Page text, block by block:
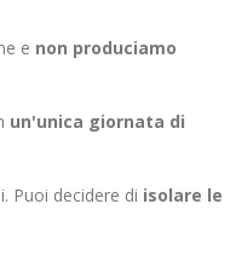
e non produciamo
un'unica giornata di
Puoi decidere di isolare le